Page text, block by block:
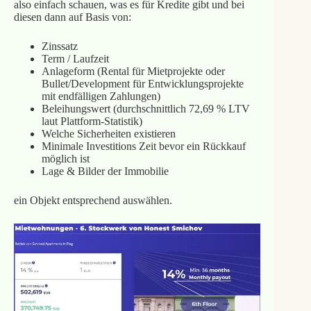
also einfach schauen, was es für Kredite gibt und bei
diesen dann auf Basis von:
Zinssatz
Term / Laufzeit
Anlageform (Rental für Mietprojekte oder
Bullet/Development für Entwicklungsprojekte
mit endfälligen Zahlungen)
Beleihungswert (durchschnittlich 72,69 % LTV
laut Plattform-Statistik)
Welche Sicherheiten existieren
Minimale Investitions Zeit bevor ein Rückkauf
möglich ist
Lage & Bilder der Immobilie
ein Objekt entsprechend auswählen.